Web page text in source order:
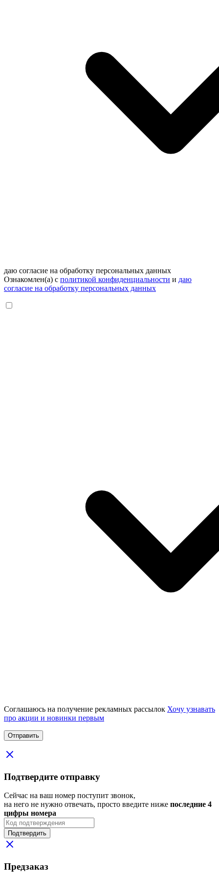
даю согласие на обработку персональных данных
Ознакомлен(а) с политикой конфиденциальности и даю
согласие на обработку персональных данных
Соглашаюсь на получение рекламных рассылок Хочу узнавать
про акции и новинки первым
Подтвердите отправку
Сейчас на ваш номер поступит звонок,
на него не нужно отвечать, просто введите ниже последние 4
цифры номера
Подтвердить
Предзаказ